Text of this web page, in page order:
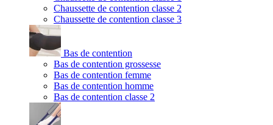
Chaussette de contention classe 2
Chaussette de contention classe 3
Bas de contention
Bas de contention grossesse
Bas de contention femme
Bas de contention homme
Bas de contention classe 2